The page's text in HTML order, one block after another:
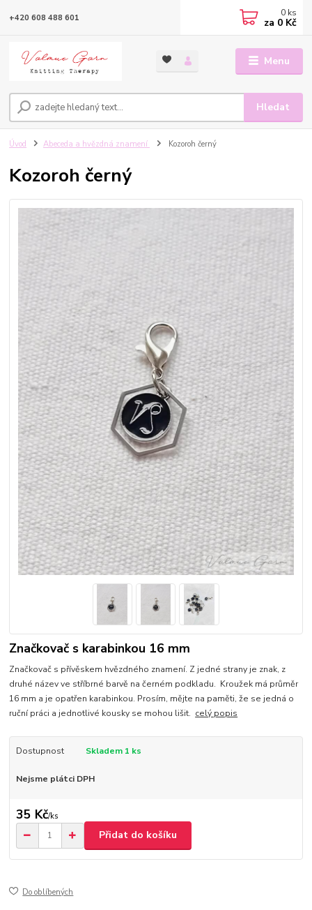
Menu
Hledat
+420 608 488 601 0 ks
za 0 Kč
Úvod Abeceda a hvězdná znamení Kozoroh černý
Kozoroh černý
Značkovač s karabinkou 16 mm
Značkovač s přívěskem hvězdného znamení. Z jedné strany je znak, z
druhé název ve stříbrné barvě na černém podkladu. Kroužek má průměr
16 mm a je opatřen karabinkou. Prosím, mějte na paměti, že se jedná o
ruční práci a jednotlivé kousky se mohou lišit. celý popis
Dostupnost Skladem 1 ks
Nejsme plátci DPH
35 Kč/ks
Přidat do košíku
Do oblíbených